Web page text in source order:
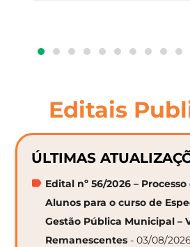
Editais
ÚLTIMAS
Edital nº 56/2026 –
Alunos para o curso de
Gestão Pública Municipal –
Remanescentes - 03/08/2026